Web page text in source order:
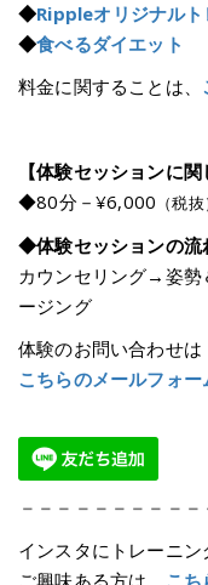
◆Rippleオリジナル
◆食べるダイエット
料金に関することは、
【体験セッションに関
◆80分－¥6,000 （税抜
◆体験セッションの流
カウンセリング→姿
ージング
体験のお問い合わせは
こちらのメールフォー
－－－－－－－－－
インスタにトレーニン